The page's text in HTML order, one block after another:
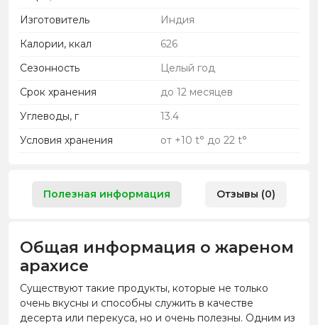
Изготовитель
Индия
Калории, ккал
626
Сезонность
Целый год
Срок хранения
до 12 месяцев
Углеводы, г
13.4
Условия хранения
от +10 t° до 22 t°
Полезная информация Отзывы (0)
Общая информация о жареном
арахисе
Существуют такие продукты, которые не только
очень вкусны и способны служить в качестве
десерта или перекуса, но и очень полезны. Одним из